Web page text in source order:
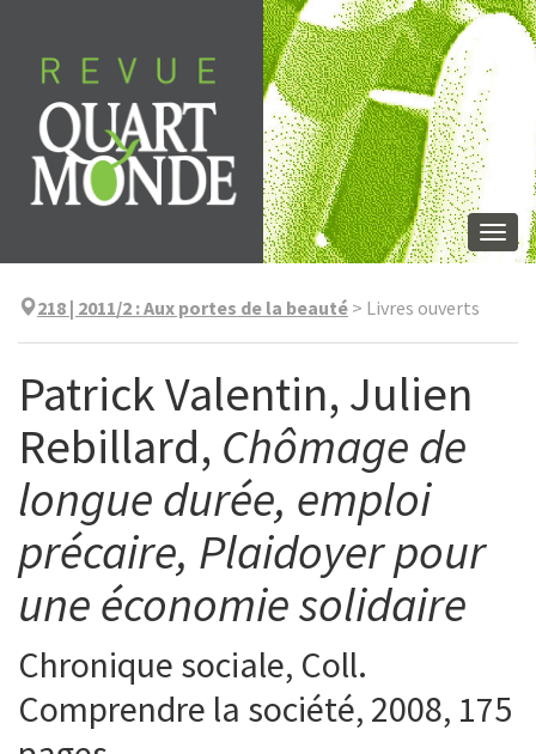
contenu
218 | 2011/2 :Aux portes de la beauté > Livres ouverts
Patrick Valentin, Julien
Rebillard, Chômage de
longue durée, emploi
précaire, Plaidoyer pour
une économie solidaire
Chronique sociale, Coll.
Comprendre la société, 2008, 175